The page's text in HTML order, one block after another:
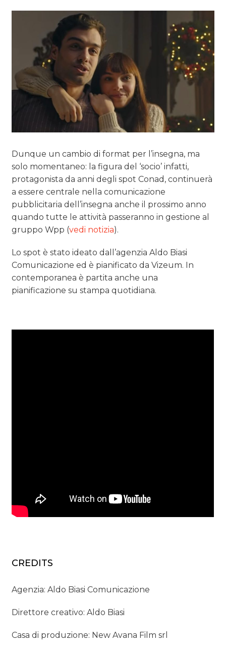
Dunque un cambio di format per l’insegna, ma
solo momentaneo: la figura del ‘socio’ infatti,
protagonista da anni degli spot Conad, continuerà
a essere centrale nella comunicazione
pubblicitaria dell’insegna anche il prossimo anno
quando tutte le attività passeranno in gestione al
gruppo Wpp (vedi notizia).
Lo spot è stato ideato dall’agenzia Aldo Biasi
Comunicazione ed è pianificato da Vizeum. In
contemporanea è partita anche una
pianificazione su stampa quotidiana.
CREDITS
Agenzia: Aldo Biasi Comunicazione
Direttore creativo: Aldo Biasi
Casa di produzione: New Avana Film srl